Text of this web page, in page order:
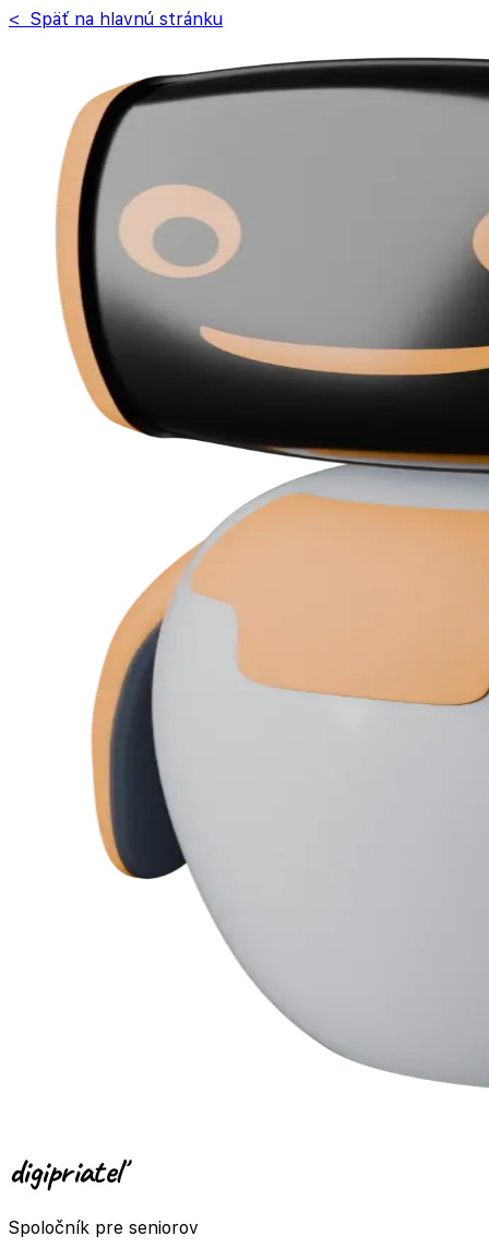
< Späť na hlavnú stránku
digipriateľ
Spoločník pre seniorov